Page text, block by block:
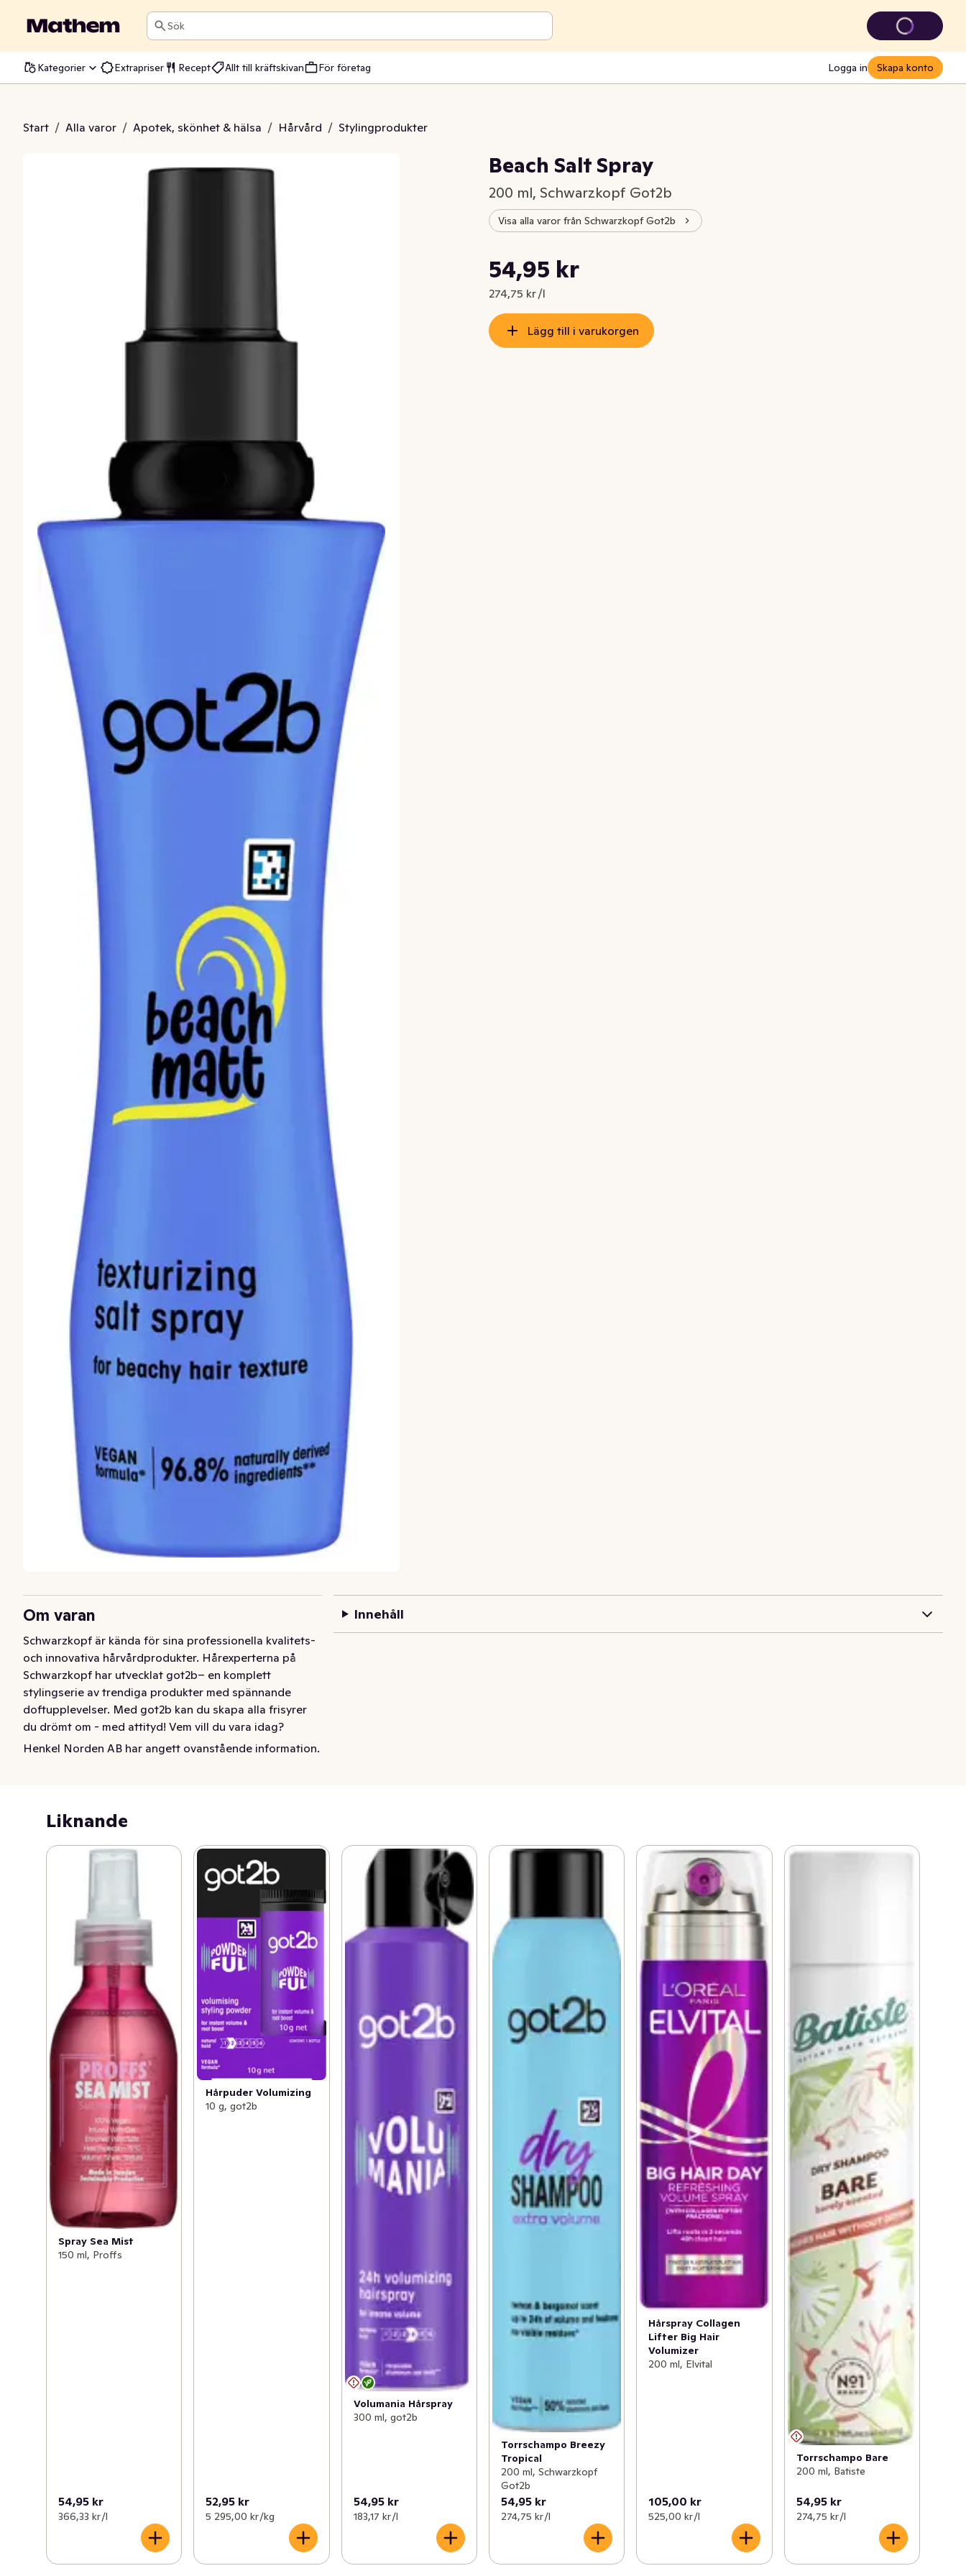
Sök
Kategorier Extrapriser Recept Allt till kräftskivan För företag Logga in Skapa konto
Start / Alla varor / Apotek, skönhet & hälsa / Hårvård / Stylingprodukter
Salt Spray
Beach Salt Spray
200 ml, Schwarzkopf Got2b
Visa alla varor från Schwarzkopf Got2b
Nuvarande pris är: 54,95 kr
54,95 kr
274,75 kr /l
Styckpris: 274,75 kr /l
Lägg till i varukorgen
Om varan
Schwarzkopf är kända för sina professionella kvalitets-
och innovativa hårvårdprodukter. Hårexperterna på
Schwarzkopf har utvecklat got2b– en komplett
stylingserie av trendiga produkter med spännande
doftupplevelser. Med got2b kan du skapa alla frisyrer
du drömt om - med attityd! Vem vill du vara idag?
Om du vill se ut som om du just varit på stranden med
yta till ditt hår när du vill, även när du inte har tillgång till
Henkel Norden AB har angett ovanstående information.
Innehåll
Liknande
Spray Sea Mist
150 ml, Proffs
54,95 kr
366,33 kr /l
Hårpuder Volumizing
10 g, got2b
52,95 kr
5 295,00 kr /kg
Volumania Hårspray
300 ml, got2b
54,95 kr
183,17 kr /l
Torrschampo Breezy
Tropical
200 ml, Schwarzkopf
Got2b
54,95 kr
274,75 kr /l
Hårspray Collagen
Lifter Big Hair
Volumizer
200 ml, Elvital
105,00 kr
525,00 kr /l
Torrschampo Bare
200 ml, Batiste
54,95 kr
274,75 kr /l